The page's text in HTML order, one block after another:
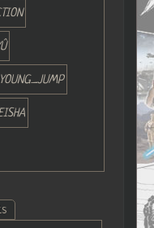
YOUNG_JUMP